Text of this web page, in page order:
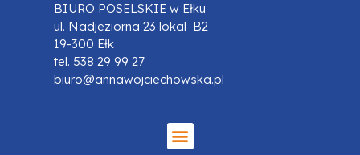
BIURO POSELSKIE w Ełku
ul. Nadjeziorna 23 lokal B2
19-300 Ełk
tel. 538 29 99 27
biuro@annawojciechowska.pl